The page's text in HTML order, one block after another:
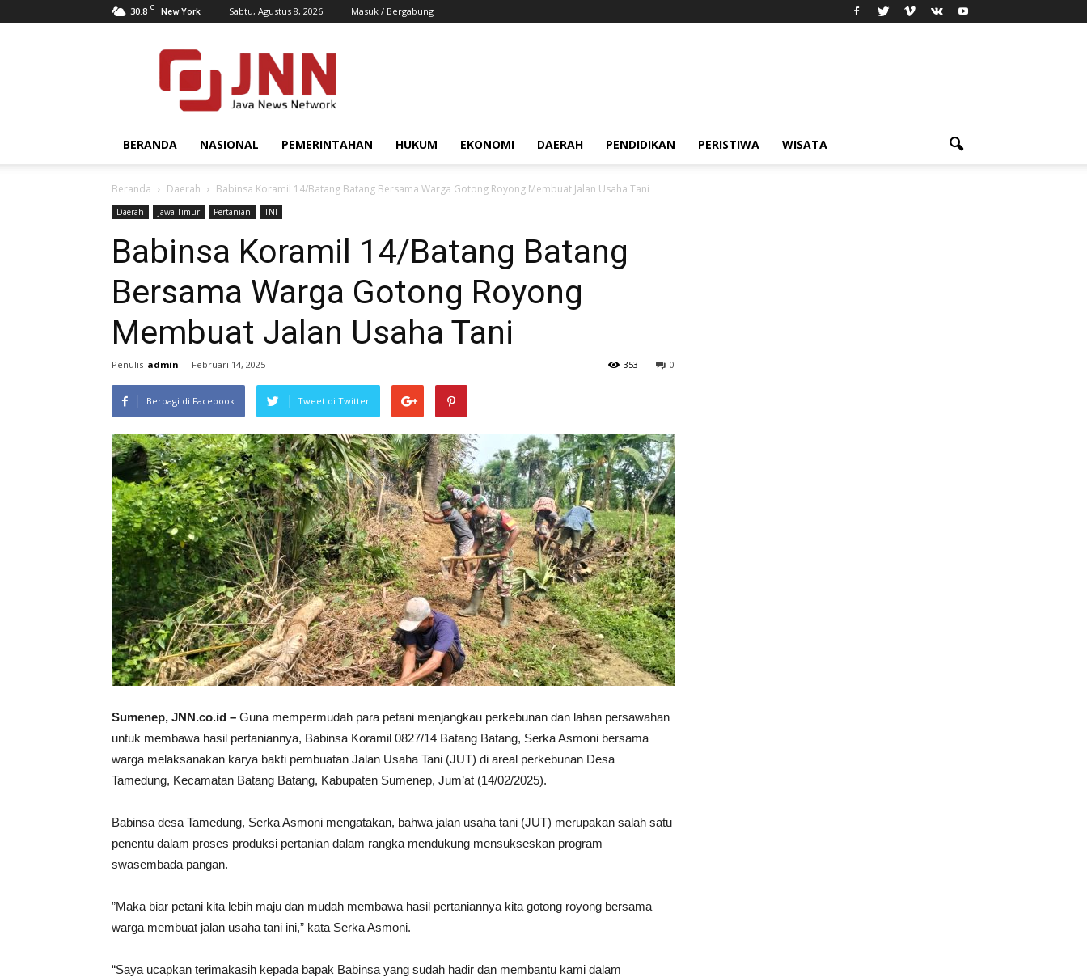
30.8 C New York Sabtu, Agustus 8, 2026 Masuk / Bergabung
JNN.co.id
BERANDA NASIONAL PEMERINTAHAN HUKUM EKONOMI DAERAH PENDIDIKAN PERISTIWA WISATA
Beranda Daerah Babinsa Koramil 14/Batang Batang Bersama Warga Gotong Royong Membuat Jalan Usaha Tani
Daerah Jawa Timur Pertanian TNI
Babinsa Koramil 14/Batang Batang
Bersama Warga Gotong Royong
Membuat Jalan Usaha Tani
Penulis admin - Februari 14, 2025 0
353
Berbagi di Facebook Tweet di Twitter
Sumenep, JNN.co.id – Guna mempermudah para petani menjangkau perkebunan dan lahan persawahan
untuk membawa hasil pertaniannya, Babinsa Koramil 0827/14 Batang Batang, Serka Asmoni bersama
warga melaksanakan karya bakti pembuatan Jalan Usaha Tani (JUT) di areal perkebunan Desa
Tamedung, Kecamatan Batang Batang, Kabupaten Sumenep, Jum’at (14/02/2025).
Babinsa desa Tamedung, Serka Asmoni mengatakan, bahwa jalan usaha tani (JUT) merupakan salah satu
penentu dalam proses produksi pertanian dalam rangka mendukung mensukseskan program
swasembada pangan.
”Maka biar petani kita lebih maju dan mudah membawa hasil pertaniannya kita gotong royong bersama
warga membuat jalan usaha tani ini,” kata Serka Asmoni.
“Saya ucapkan terimakasih kepada bapak Babinsa yang sudah hadir dan membantu kami dalam